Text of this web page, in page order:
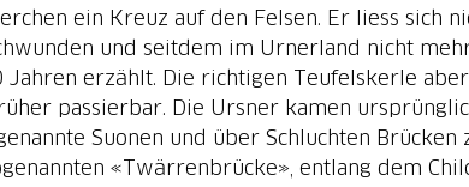
ein Kreuz auf den Felsen. Er liess sich
und seitdem im Urnerland nicht
erzählt. Die richtigen Teufelskerle
passierbar. Die Ursner kamen
Suonen und über Schluchten
«Twärrenbrücke», entlang dem